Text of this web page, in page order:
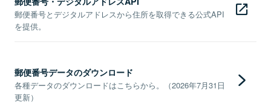
郵便番号とデジタルアドレスから住所を取得できる公式API
を提供。
郵便番号データのダウンロード
各種データのダウンロードはこちらから。（2026年7月31日
更新）